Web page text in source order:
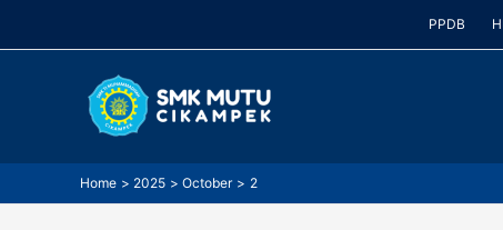
PPDB
Home 2025 October 2